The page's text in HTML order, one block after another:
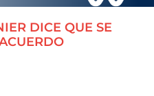
DICE QUE SE